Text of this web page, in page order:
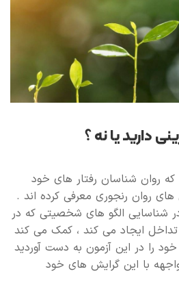
دارید یا نه ؟
روان شناسان رفتار های خود
روان رنجوری معرفی کرده اند .
در شناسایی الگو های شخصیتی که در
ایجاد می کند ، کمک می کند
را در این آزمون به دست آوردید
با این گرایش های خود